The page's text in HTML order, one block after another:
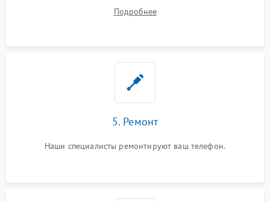
Подробнее
5. Ремонт
Наши специалисты ремонтируют ваш телефон.